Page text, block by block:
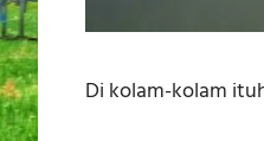
Di kolam-kolam